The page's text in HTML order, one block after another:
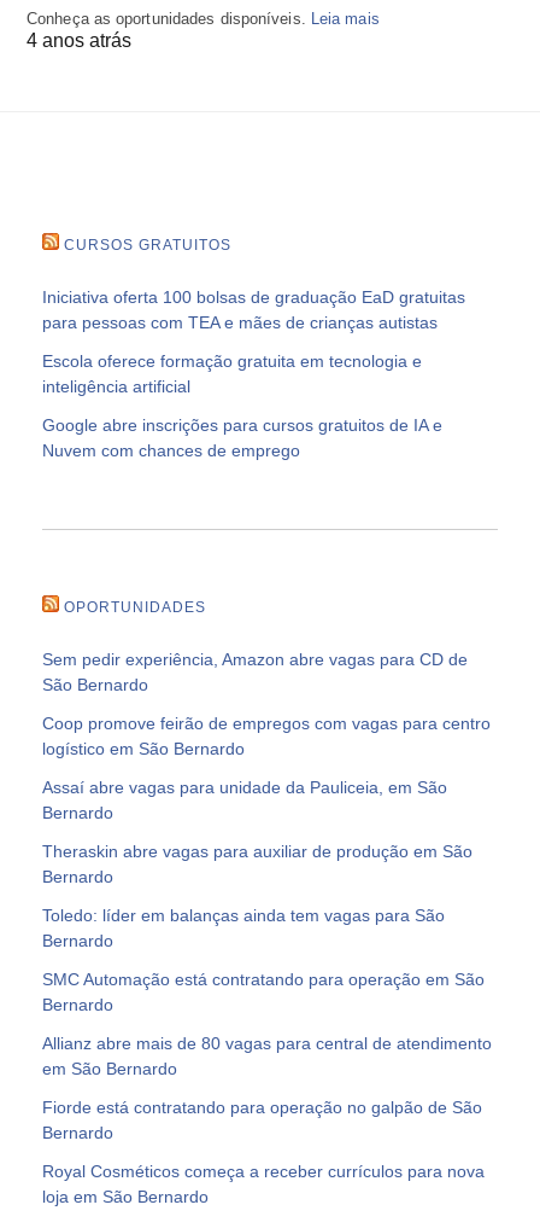
Conheça as oportunidades disponíveis. Leia mais
4 anos atrás
CURSOS GRATUITOS
Iniciativa oferta 100 bolsas de graduação EaD gratuitas
para pessoas com TEA e mães de crianças autistas
Escola oferece formação gratuita em tecnologia e
inteligência artificial
Google abre inscrições para cursos gratuitos de IA e
Nuvem com chances de emprego
OPORTUNIDADES
Sem pedir experiência, Amazon abre vagas para CD de
São Bernardo
Coop promove feirão de empregos com vagas para centro
logístico em São Bernardo
Assaí abre vagas para unidade da Pauliceia, em São
Bernardo
Theraskin abre vagas para auxiliar de produção em São
Bernardo
Toledo: líder em balanças ainda tem vagas para São
Bernardo
SMC Automação está contratando para operação em São
Bernardo
Allianz abre mais de 80 vagas para central de atendimento
em São Bernardo
Fiorde está contratando para operação no galpão de São
Bernardo
Royal Cosméticos começa a receber currículos para nova
loja em São Bernardo